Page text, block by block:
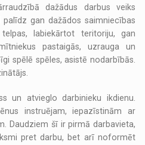
dažādus darbus veiks
gan dažādos saimniecības
labiekārtot teritoriju, gan
pastaigās, uzrauga un
spēlē spēles, asistē nodarbībās.
un atvieglo darbinieku ikdienu.
instruējam, iepazīstinām ar
Daudziem šī ir pirmā darbavieta,
pret darbu, bet arī noformēt